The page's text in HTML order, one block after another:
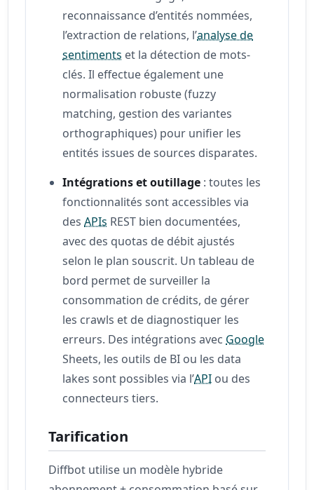
reconnaissance d’entités nommées,
l’extraction de relations, l’analyse de
sentiments et la détection de mots-
clés. Il effectue également une
normalisation robuste (fuzzy
matching, gestion des variantes
orthographiques) pour unifier les
entités issues de sources disparates.
Intégrations et outillage : toutes les
fonctionnalités sont accessibles via
desAPIs REST bien documentées,
avec des quotas de débit ajustés
selon le plan souscrit. Un tableau de
bord permet de surveiller la
consommation de crédits, de gérer
les crawls et de diagnostiquer les
erreurs. Des intégrations avec Google
Sheets, les outils de BI ou les data
lakes sont possibles via l’API ou des
connecteurs tiers.
Tarification
Diffbot utilise un modèle hybride